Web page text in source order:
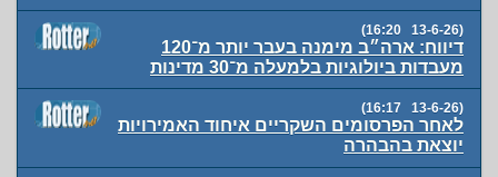
(13-6-26 16:20)
דיווח: ארה״ב מימנה בעבר יותר מ־120
מעבדות ביולוגיות בלמעלה מ־30 מדינות
(13-6-26 16:17)
לאחר הפרסומים השקריים איחוד האמירויות
יוצאת בהבהרה